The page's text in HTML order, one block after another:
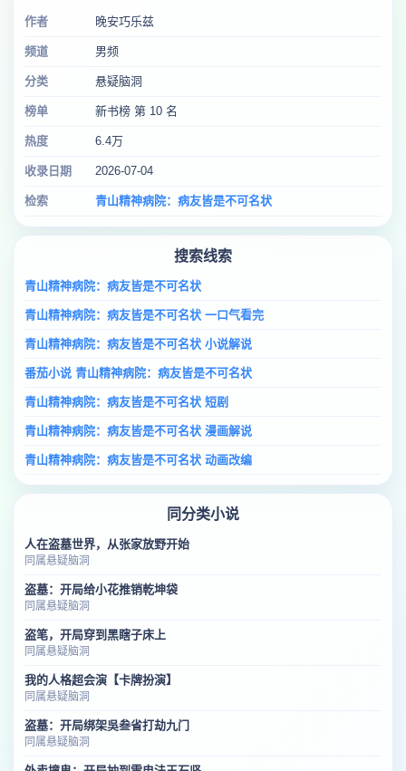
作者 晚安巧乐兹
频道 男频
分类 悬疑脑洞
榜单 新书榜 第 10 名
热度 6.4万
收录日期 2026-07-04
检索 青山精神病院：病友皆是不可名状
搜索线索
青山精神病院：病友皆是不可名状
青山精神病院：病友皆是不可名状 一口气看完
青山精神病院：病友皆是不可名状 小说解说
番茄小说 青山精神病院：病友皆是不可名状
青山精神病院：病友皆是不可名状 短剧
青山精神病院：病友皆是不可名状 漫画解说
青山精神病院：病友皆是不可名状 动画改编
同分类小说
人在盗墓世界，从张家放野开始
同属悬疑脑洞
盗墓：开局给小花推销乾坤袋
同属悬疑脑洞
盗笔，开局穿到黑瞎子床上
同属悬疑脑洞
我的人格超会演【卡牌扮演】
同属悬疑脑洞
盗墓：开局绑架吳叁省打劫九门
同属悬疑脑洞